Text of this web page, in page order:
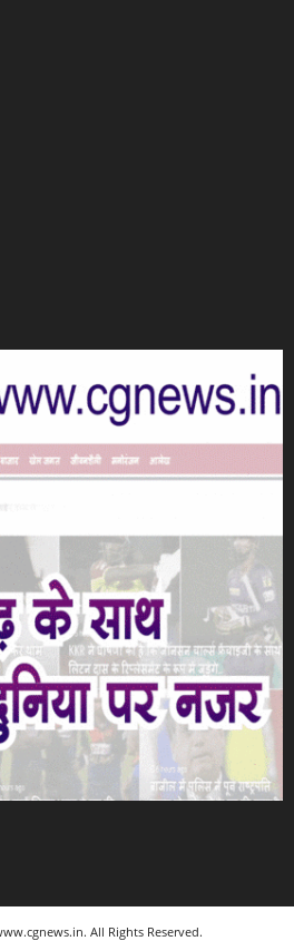
All Rights Reserved.